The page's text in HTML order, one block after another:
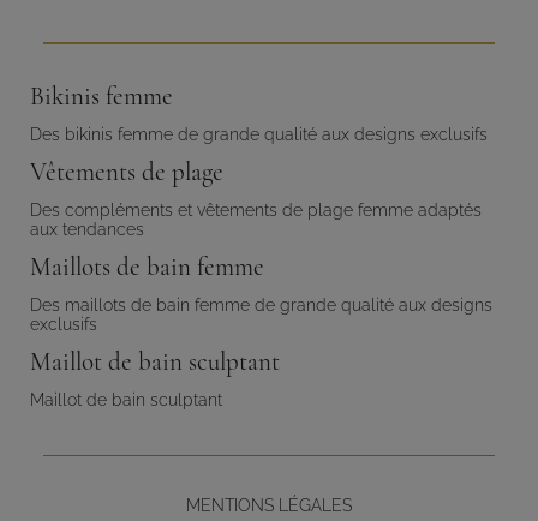
Bikinis femme
Des bikinis femme de grande qualité aux designs exclusifs
Vêtements de plage
Des compléments et vêtements de plage femme adaptés
aux tendances
Maillots de bain femme
Des maillots de bain femme de grande qualité aux designs
exclusifs
Maillot de bain sculptant
Maillot de bain sculptant
MENTIONS LÉGALES